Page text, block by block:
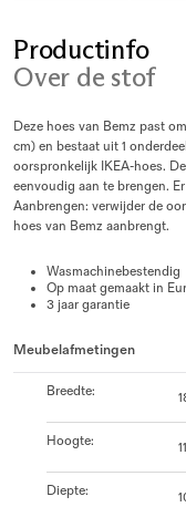
Productinfo
Over de stof
Deze hoes van Bemz past
cm) en bestaat uit 1
oorspronkelijk IKEA-hoes.
eenvoudig aan te brengen.
Aanbrengen: verwijder de
hoes van Bemz aanbrengt.
Wasmachinebestendig
Op maat gemaakt in
3 jaar garantie
Meubelafmetingen
Breedte:
Hoogte:
Diepte: